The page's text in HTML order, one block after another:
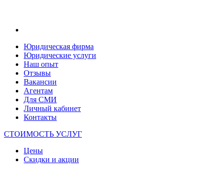
Юридическая фирма
Юридические услуги
Наш опыт
Отзывы
Вакансии
Агентам
Для СМИ
Личный кабинет
Контакты
СТОИМОСТЬ УСЛУГ
Цены
Скидки и акции